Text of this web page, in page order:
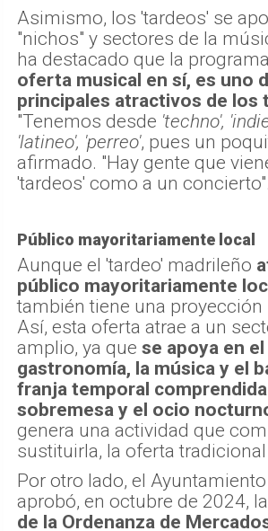
Asimismo, los 'tardeos' se
"nichos" y sectores de la
ha destacado que la
oferta musical en sí, es uno
principales atractivos de los
"Tenemos desde 'techno',
'latineo', 'perreo', pues un
afirmado. "Hay gente que
'tardeos' como a un concierto".
Público mayoritariamente local
Aunque el 'tardeo' madrileño
público mayoritariamente
también tiene una proyección
Así, esta oferta atrae a un
amplio, ya que se apoya en
gastronomía, la música y el
franja temporal
sobremesa y el ocio
genera una actividad que
sustituirla, la oferta
Por otro lado, el
aprobó, en octubre de 2024, la
de la Ordenanza de